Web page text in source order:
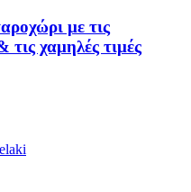
με τις
τις χαμηλές τιμές